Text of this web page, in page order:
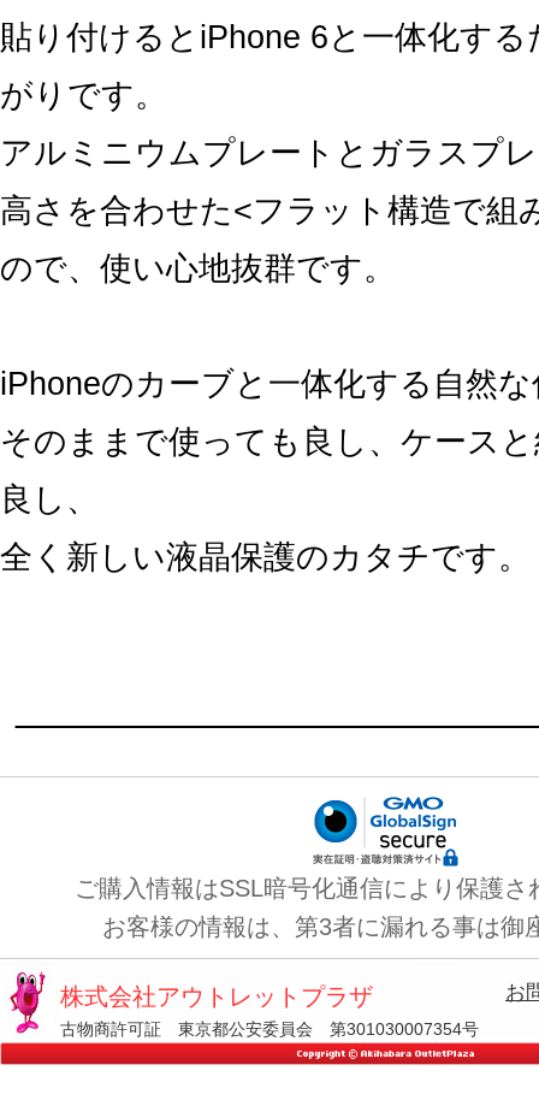
貼り付けるとiPhone 6と一体化す
がりです。
アルミニウムプレートとガラスプ
高さを合わせた<フラット構造で組
ので、使い心地抜群です。
iPhoneのカーブと一体化する自然
そのままで使っても良し、ケース
良し、
全く新しい液晶保護のカタチです。
ご購入情報はSSL暗号化通信により保護さ
お客様の情報は、第3者に漏れる事は御
株式会社アウトレットプラザ
古物商許可証 東京都公安委員会 第301030007354号
お